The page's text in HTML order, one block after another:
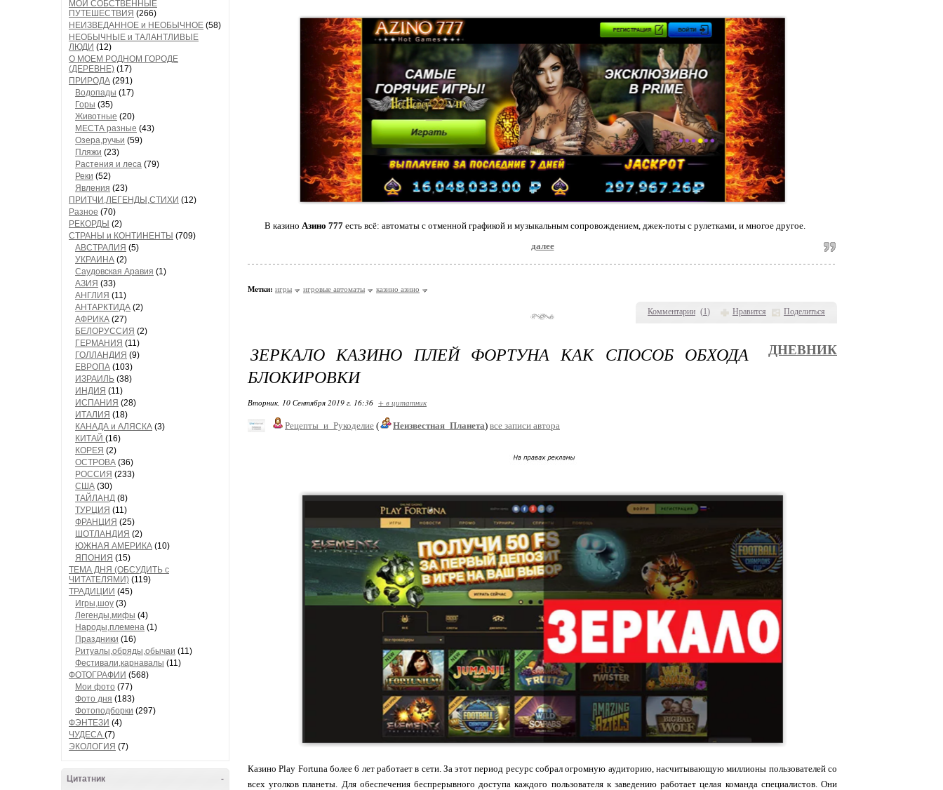
МОИ СОБСТВЕННЫЕ
ПУТЕШЕСТВИЯ (266)
НЕИЗВЕДАННОЕ и НЕОБЫЧНОЕ (58)
НЕОБЫЧНЫЕ и ТАЛАНТЛИВЫЕ
ЛЮДИ (12)
О МОЕМ РОДНОМ ГОРОДЕ
(ДЕРЕВНЕ) (17)
ПРИРОДА (291)
Водопады (17)
Горы (35)
Животные (20)
МЕСТА разные (43)
Озера,ручьи (59)
Пляжи (23)
Растения и леса (79)
Реки (52)
Явления (23)
ПРИТЧИ,ЛЕГЕНДЫ,СТИХИ (12)
Разное (70)
РЕКОРДЫ (2)
СТРАНЫ и КОНТИНЕНТЫ (709)
АВСТРАЛИЯ (5)
УКРАИНА (2)
Саудовская Аравия (1)
АЗИЯ (33)
АНГЛИЯ (11)
АНТАРКТИДА (2)
АФРИКА (27)
БЕЛОРУССИЯ (2)
ГЕРМАНИЯ (11)
ГОЛЛАНДИЯ (9)
ЕВРОПА (103)
ИЗРАИЛЬ (38)
ИНДИЯ (11)
ИСПАНИЯ (28)
ИТАЛИЯ (18)
КАНАДА и АЛЯСКА (3)
КИТАЙ (16)
КОРЕЯ (2)
ОСТРОВА (36)
РОССИЯ (233)
США (30)
ТАЙЛАНД (8)
ТУРЦИЯ (11)
ФРАНЦИЯ (25)
ШОТЛАНДИЯ (2)
ЮЖНАЯ АМЕРИКА (10)
ЯПОНИЯ (15)
ТЕМА ДНЯ (ОБСУДИТЬ с
ЧИТАТЕЛЯМИ) (119)
ТРАДИЦИИ (45)
Игры,шоу (3)
Легенды,мифы (4)
Народы,племена (1)
Праздники (16)
Ритуалы,обряды,обычаи (11)
Фестивали,карнавалы (11)
ФОТОГРАФИИ (568)
Мои фото (77)
Фото дня (183)
Фотоподборки (297)
ФЭНТЕЗИ (4)
ЧУДЕСА (7)
ЭКОЛОГИЯ (7)
-
Цитатник
Комментарии (1) Нравится Поделиться
В казино Азино 777 есть всё: автоматы с отменной графикой и музыкальным сопровождением, джек-поты с рулетками, и многое другое.
далее
Метки: игры игровые автоматы казино азино
ЗЕРКАЛО КАЗИНО ПЛЕЙ ФОРТУНА КАК СПОСОБ ОБХОДА
БЛОКИРОВКИ
ДНЕВНИК
Вторник, 10 Сентября 2019 г. 16:36 + в цитатник
Рецепты_и_Рукоделие ( Неизвестная_Планета) все записи автора
Казино Play Fortuna более 6 лет работает в сети. За этот период ресурс собрал огромную аудиторию, насчитывающую миллионы пользователей со
всех уголков планеты. Для обеспечения беспрерывного доступа каждого пользователя к заведению работает целая команда специалистов. Они